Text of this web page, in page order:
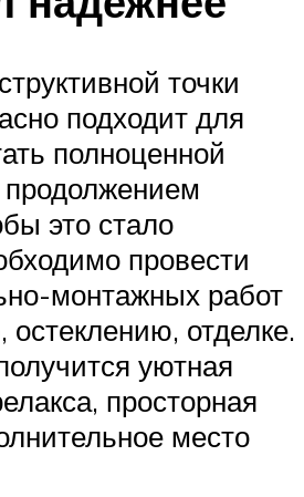
точки
подходит для
полноценной
это стало
провести
монтажных работ
отделке.
уютная
просторная
место